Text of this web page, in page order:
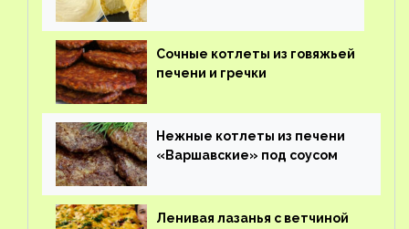
Сочные котлеты из говяжьей
печени и гречки
Нежные котлеты из печени
«Варшавские» под соусом
Ленивая лазанья с ветчиной